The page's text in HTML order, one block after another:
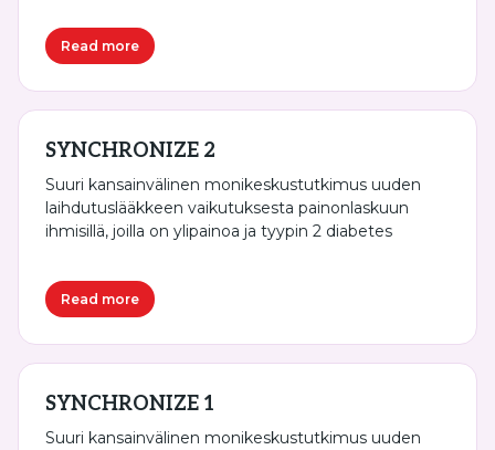
Read more
SYNCHRONIZE 2
Suuri kansainvälinen monikeskustutkimus uuden
laihdutuslääkkeen vaikutuksesta painonlaskuun
ihmisillä, joilla on ylipainoa ja tyypin 2 diabetes
Read more
SYNCHRONIZE 1
Suuri kansainvälinen monikeskustutkimus uuden